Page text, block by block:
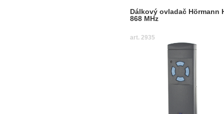
Dálkový ovladač Hörmann
868 MHz
art. 2935